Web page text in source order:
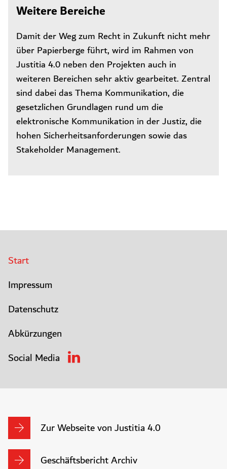
Weitere Bereiche
Damit der Weg zum Recht in Zukunft nicht mehr
über Papierberge führt, wird im Rahmen von
Justitia 4.0 neben den Projekten auch in
weiteren Bereichen sehr aktiv gearbeitet. Zentral
sind dabei das Thema Kommunikation, die
gesetzlichen Grundlagen rund um die
elektronische Kommunikation in der Justiz, die
hohen Sicherheitsanforderungen sowie das
Stakeholder Management.
Start
Impressum
Datenschutz
Abkürzungen
Social Media
Zur Webseite von Justitia 4.0
Geschäftsbericht Archiv